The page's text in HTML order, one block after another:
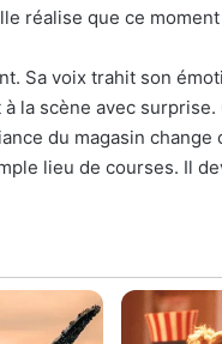
réalise que ce
Sa voix trahit son
la scène avec
du magasin
lieu de courses. Il